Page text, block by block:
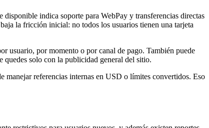
indica soporte para WebPay y transferencias directas
la fricción inicial: no todos los usuarios tienen una tarjeta
usuario, por momento o por canal de pago. También puede
quedes solo con la publicidad general del sitio.
manejar referencias internas en USD o límites convertidos. Eso